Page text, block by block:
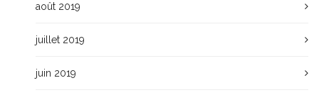
août 2019
juillet 2019
juin 2019